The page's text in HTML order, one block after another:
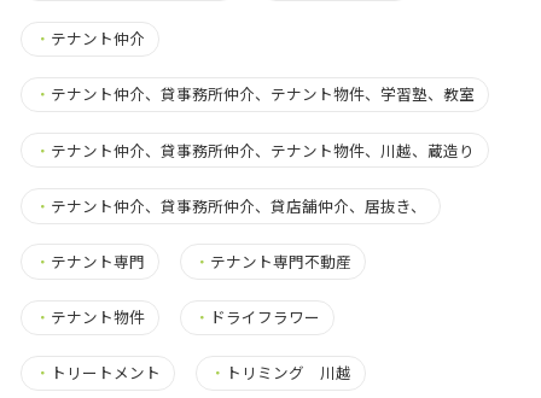
・ テナント仲介
・ テナント仲介、貸事務所仲介、テナント物件、学習塾、教室
・ テナント仲介、貸事務所仲介、テナント物件、川越、蔵造り
・ テナント仲介、貸事務所仲介、貸店舗仲介、居抜き、
・ テナント専門 ・ テナント専門不動産
・ テナント物件 ・ ドライフラワー
・ トリートメント ・ トリミング 川越